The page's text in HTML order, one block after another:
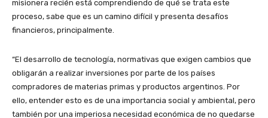
misionera recién está comprendiendo de qué se trata este
proceso, sabe que es un camino difícil y presenta desafíos
financieros, principalmente.
“El desarrollo de tecnología, normativas que exigen cambios que
obligarán a realizar inversiones por parte de los países
compradores de materias primas y productos argentinos. Por
ello, entender esto es de una importancia social y ambiental, pero
también por una imperiosa necesidad económica de no quedarse